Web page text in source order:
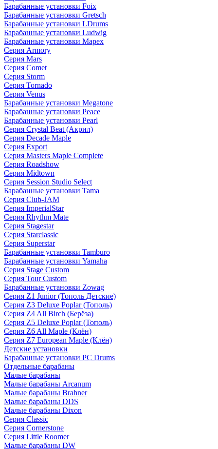
Барабанные установки Foix
Барабанные установки Gretsch
Барабанные установки LDrums
Барабанные установки Ludwig
Барабанные установки Mapex
Серия Armory
Серия Mars
Серия Comet
Серия Storm
Серия Tornado
Серия Venus
Барабанные установки Megatone
Барабанные установки Peace
Барабанные установки Pearl
Серия Crystal Beat (Акрил)
Серия Decade Maple
Серия Export
Серия Masters Maple Complete
Серия Roadshow
Серия Midtown
Серия Session Studio Select
Барабанные установки Tama
Серия Club-JAM
Серия ImperialStar
Серия Rhythm Mate
Серия Stagestar
Серия Starclassic
Серия Superstar
Барабанные установки Tamburo
Барабанные установки Yamaha
Серия Stage Custom
Серия Tour Custom
Барабанные установки Zowag
Серия Z1 Junior (Тополь Детские)
Серия Z3 Deluxe Poplar (Тополь)
Серия Z4 All Birch (Берёза)
Серия Z5 Deluxe Poplar (Тополь)
Серия Z6 All Maple (Клён)
Серия Z7 European Maple (Клён)
Детские установки
Барабанные установки PC Drums
Отдельные барабаны
Малые барабаны
Малые барабаны Arcanum
Малые барабаны Brahner
Малые барабаны DDS
Малые барабаны Dixon
Серия Classic
Серия Cornerstone
Серия Little Roomer
Малые барабаны DW